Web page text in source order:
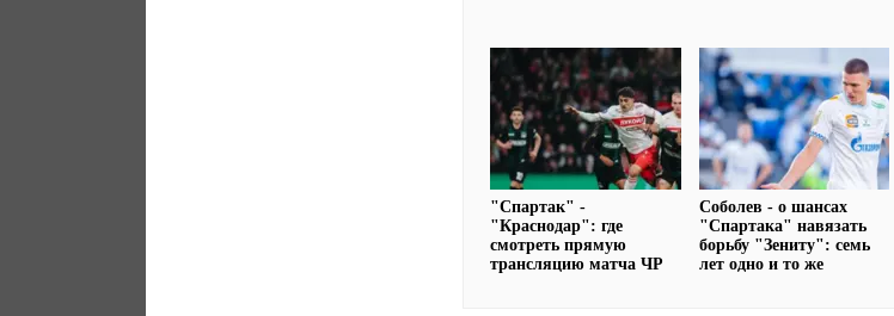
"Спартак" -
"Краснодар": где
смотреть прямую
трансляцию матча ЧР
Соболев - о шансах
"Спартака" навязать
борьбу "Зениту": семь
лет одно и то же